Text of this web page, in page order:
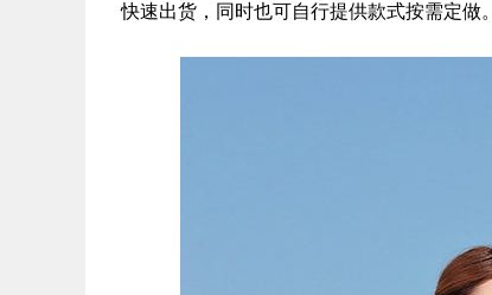
快速出货，同时也可自行提供款式按需定做。